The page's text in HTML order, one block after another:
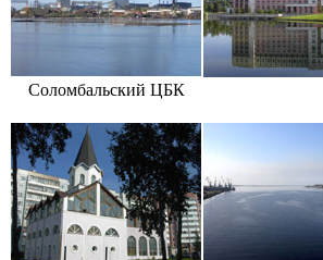
Соломбальский ЦБК